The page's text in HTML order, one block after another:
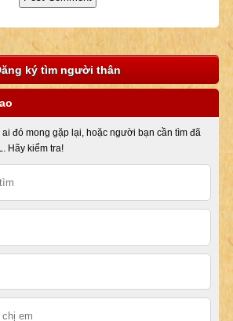
ký tìm người thân
đó mong gặp lại, hoặc người bạn cần tìm đã
Hãy kiểm tra!